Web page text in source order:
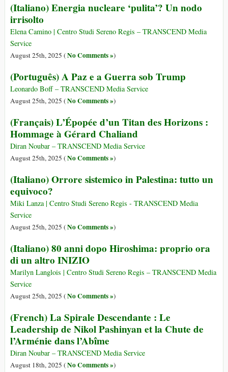
(Italiano) Energia nucleare ‘pulita’? Un nodo
irrisolto
Elena Camino | Centro Studi Sereno Regis – TRANSCEND Media
Service
August 25th, 2025 (No Comments »)
(Português) A Paz e a Guerra sob Trump
Leonardo Boff – TRANSCEND Media Service
August 25th, 2025 (No Comments »)
(Français) L’Épopée d’un Titan des Horizons :
Hommage à Gérard Chaliand
Diran Noubar – TRANSCEND Media Service
August 25th, 2025 (No Comments »)
(Italiano) Orrore sistemico in Palestina: tutto un
equivoco?
Miki Lanza | Centro Studi Sereno Regis - TRANSCEND Media
Service
August 25th, 2025 (No Comments »)
(Italiano) 80 anni dopo Hiroshima: proprio ora
di un altro INIZIO
Marilyn Langlois | Centro Studi Sereno Regis – TRANSCEND Media
Service
August 25th, 2025 (No Comments »)
(French) La Spirale Descendante : Le
Leadership de Nikol Pashinyan et la Chute de
l’Arménie dans l’Abîme
Diran Noubar – TRANSCEND Media Service
August 18th, 2025 (No Comments »)